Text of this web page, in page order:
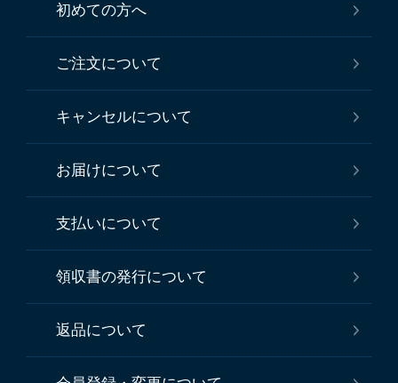
初めての方へ
ご注文について
キャンセルについて
お届けについて
支払いについて
領収書の発行について
返品について